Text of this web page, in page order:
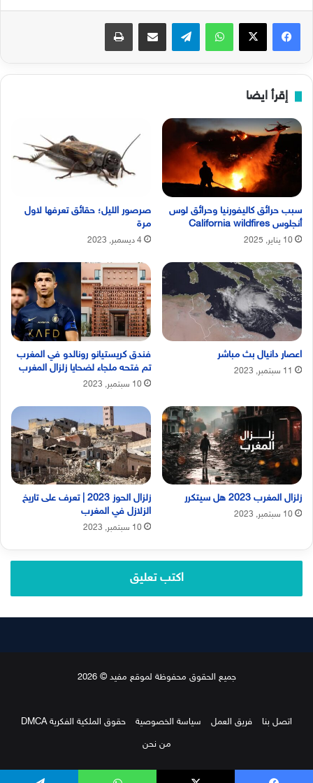
فيسبوك‫X واتساب تيلقرام مشاركة عبر البريد طباعة
إقرأ ايضا
سبب حرائق كاليفورنيا وحرائق لوس
أنجلوس California wildfires
10 يناير, 2025
صرصور الليل؛ حقائق تعرفها لاول
مرة
4 ديسمبر, 2023
اعصار دانيال بث مباشر
11 سبتمبر, 2023
فندق كريستيانو رونالدو في المغرب
تم فتحه ملجاء لضحايا زلزال المغرب
10 سبتمبر, 2023
زلزال المغرب 2023 هل سيتكرر
10 سبتمبر, 2023
زلزال الحوز 2023 | تعرف على تاريخ
الزلازل في المغرب
10 سبتمبر, 2023
اكتب تعليق
جميع الحقوق محفوظة لموقع مفيد © 2026
اتصل بنا فريق العمل سياسة الخصوصية
حقوق الملكية الفكرية DMCA
من نحن